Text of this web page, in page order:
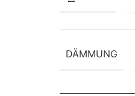
DÄMMUNG